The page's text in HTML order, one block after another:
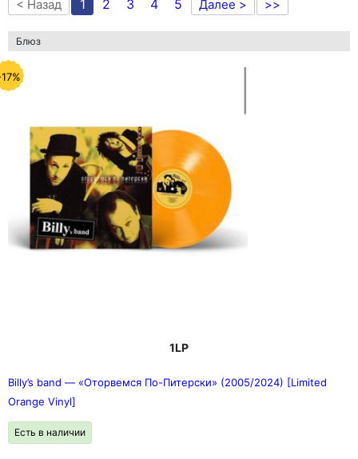
< Назад 1 2 3 4 5 Далее > >>
Блюз
1LP
Billy’s band — «Оторвемся По-Питерски» (2005/2024) [Limited
Orange Vinyl]
Есть в наличии